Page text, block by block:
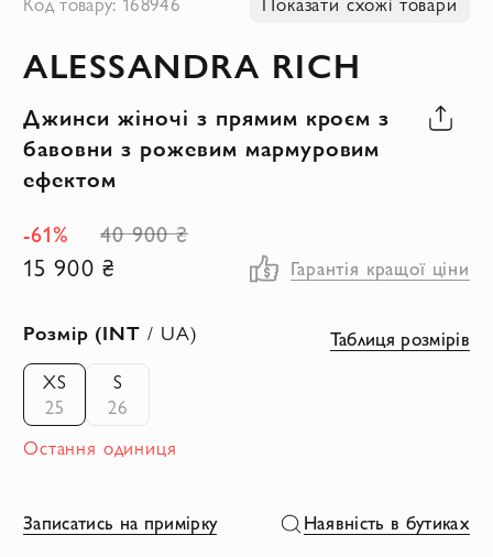
початку
зображень
ALESSANDRA RICH
Джинси жіночі з прямим кроєм з
бавовни з рожевим мармуровим
ефектом
-61%
40 900 ₴
15 900 ₴ Гарантія кращої ціни
Розмір (INT / UA)
XS
25
S
26
Остання одиниця
Таблиця розмірів
Записатись на примірку Наявність в бутиках